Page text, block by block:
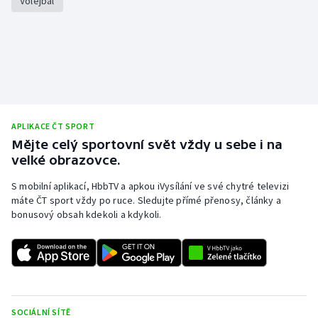
Stolní tenis
Volejbal
Ostatní
APLIKACE ČT SPORT
Mějte celý sportovní svět vždy u sebe i na
velké obrazovce.
S mobilní aplikací, HbbTV a apkou iVysílání ve své chytré televizi
máte ČT sport vždy po ruce. Sledujte přímé přenosy, články a
bonusový obsah kdekoli a kdykoli.
SOCIÁLNÍ SÍTĚ